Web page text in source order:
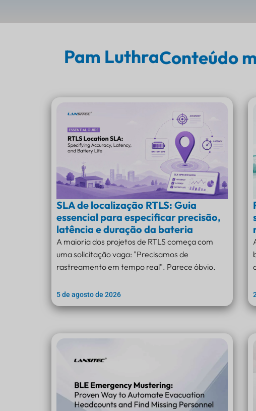
Pam LuthraConteúdo
SLA de localização RTLS: Guia
essencial para especificar precisão,
latência e duração da bateria
A maioria dos projetos de RTLS começa com
uma solicitação vaga: "Precisamos de
rastreamento em tempo real". Parece óbvio.
5 de agosto de 2026